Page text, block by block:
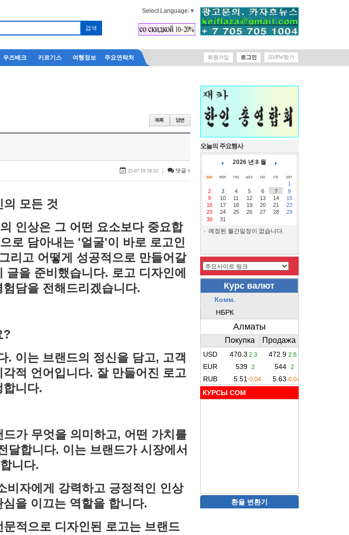
Select Language ▼
우즈베크 키르기스 여행정보 주요연락처 회원가입 로그인 ID/PW찾기
25-07-18 18:55 | 댓글 0
모든 것
인상은 그 어떤 요소보다 중요합
로 담아내는 '얼굴'이 바로 로고인
리고 어떻게 성공적으로 만들어갈
을 준비했습니다. 로고 디자인에
담을 전해드리겠습니다.
?
. 이는 브랜드의 정신을 담고, 고객
적 언어입니다. 잘 만들어진 로고
니다.
가 무엇을 의미하고, 어떤 가치를
달합니다. 이는 브랜드가 시장에서
니다.
비자에게 강력하고 긍정적인 인상
을 이끄는 역할을 합니다.
적으로 디자인된 로고는 브랜드
오늘의 주요행사
2026 년 8 월
1
2
3 4 5 6 7
8
9
10 11 12 13 14
15
16
17 18 19 20 21
22
23
24 25 26 27 28
29
30
31
예정된 월간일정이 없습니다.
КУРСЫ COM
환율 변환기